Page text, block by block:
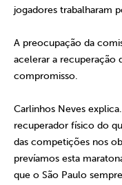
jogadores trabalharam
A preocupação da
acelerar a recuperação
compromisso.
Carlinhos Neves
recuperador físico do
das competições nos
prevíamos esta
que o São Paulo